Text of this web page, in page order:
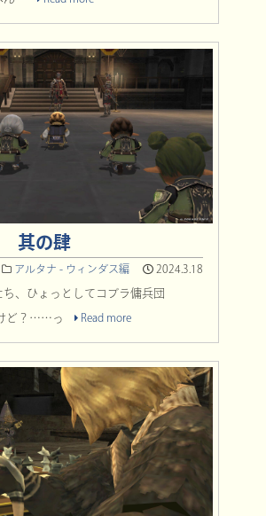
其の肆
アルタナ - ウィンダス編 2024.3.18
、ひょっとしてコブラ傭兵団
ど？……っ Read more